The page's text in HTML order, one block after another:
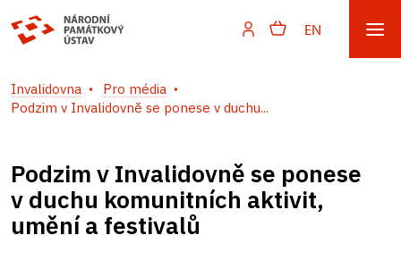
EN
Invalidovna
Pro média
Podzim v Invalidovně se ponese v duchu...
Podzim v Invalidovně se ponese
v duchu komunitních aktivit,
umění a festivalů